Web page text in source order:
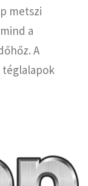
metszi
a
A
téglalapok